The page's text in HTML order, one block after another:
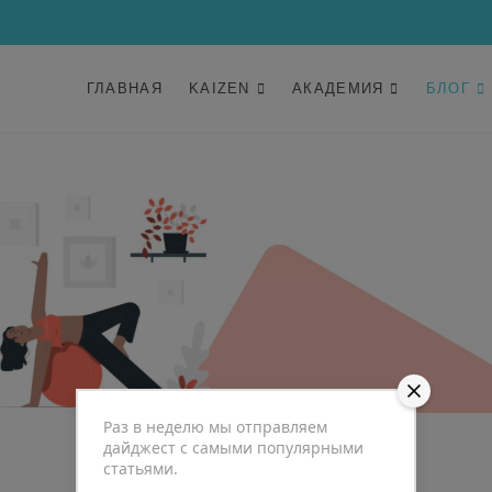
ГЛАВНАЯ KAIZEN АКАДЕМИЯ БЛОГ
Раз в неделю мы отправляем
дайджест с самыми популярными
статьями.